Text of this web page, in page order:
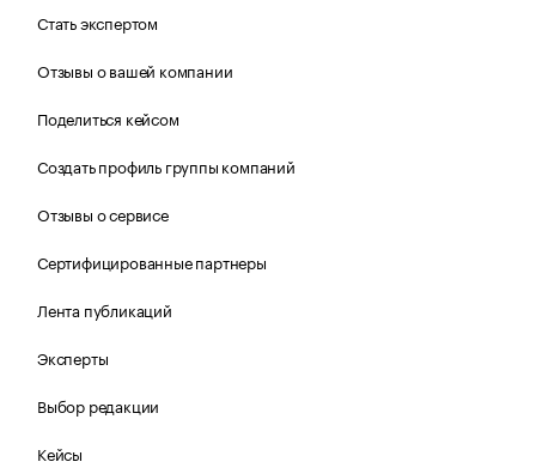
Стать экспертом
Отзывы о вашей компании
Поделиться кейсом
Создать профиль группы компаний
Отзывы о сервисе
Сертифицированные партнеры
Лента публикаций
Эксперты
Выбор редакции
Кейсы